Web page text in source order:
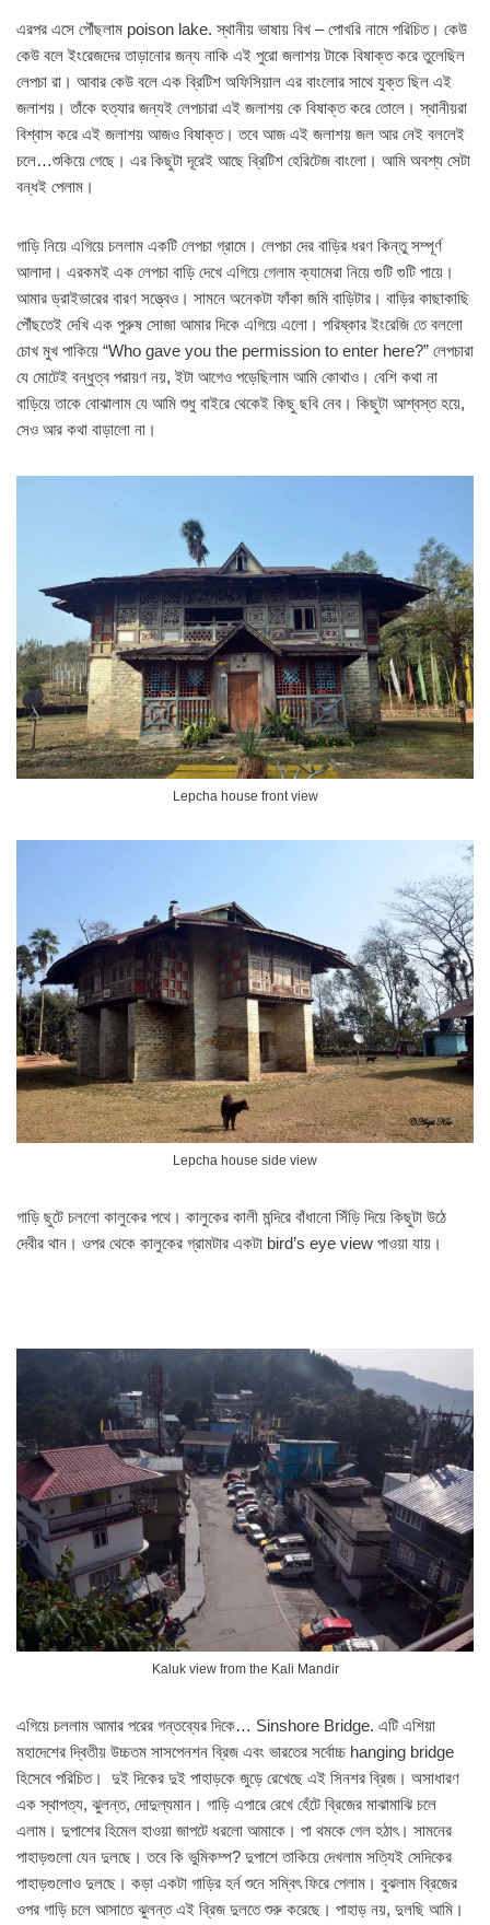
এরপর এসে পৌঁছলাম poison lake. স্থানীয় ভাষায় বিখ – পোখরি নামে পরিচিত। কেউ
কেউ বলে ইংরেজদের তাড়ানোর জন্য নাকি এই পুরো জলাশয় টাকে বিষাক্ত করে তুলেছিল
লেপচা রা। আবার কেউ বলে এক ব্রিটিশ অফিসিয়াল এর বাংলোর সাথে যুক্ত ছিল এই
জলাশয়। তাঁকে হত্যার জন্যই লেপচারা এই জলাশয় কে বিষাক্ত করে তোলে। স্থানীয়রা
বিশ্বাস করে এই জলাশয় আজও বিষাক্ত। তবে আজ এই জলাশয় জল আর নেই বললেই
চলে…শুকিয়ে গেছে। এর কিছুটা দূরেই আছে ব্রিটিশ হেরিটেজ বাংলো। আমি অবশ্য সেটা
বন্ধই পেলাম।
গাড়ি নিয়ে এগিয়ে চললাম একটি লেপচা গ্রামে। লেপচা দের বাড়ির ধরণ কিন্তু সম্পূর্ণ
আলাদা। এরকমই এক লেপচা বাড়ি দেখে এগিয়ে গেলাম ক্যামেরা নিয়ে গুটি গুটি পায়ে।
আমার ড্রাইভারের বারণ সত্ত্বেও। সামনে অনেকটা ফাঁকা জমি বাড়িটার। বাড়ির কাছাকাছি
পৌঁছতেই দেখি এক পুরুষ সোজা আমার দিকে এগিয়ে এলো। পরিষ্কার ইংরেজি তে বললো
চোখ মুখ পাকিয়ে “Who gave you the permission to enter here?” লেপচারা
যে মোটেই বন্ধুত্ব পরায়ণ নয়, ইটা আগেও পড়েছিলাম আমি কোথাও। বেশি কথা না
বাড়িয়ে তাকে বোঝালাম যে আমি শুধু বাইরে থেকেই কিছু ছবি নেব। কিছুটা আশ্বস্ত হয়ে,
সেও আর কথা বাড়ালো না।
Lepcha house front view
Lepcha house side view
গাড়ি ছুটে চললো কালুকের পথে। কালুকের কালী মন্দিরে বাঁধানো সিঁড়ি দিয়ে কিছুটা উঠে
দেবীর থান। ওপর থেকে কালুকের গ্রামটার একটা bird’s eye view পাওয়া যায়।
Kaluk view from the Kali Mandir
এগিয়ে চললাম আমার পরের গন্তব্যের দিকে… Sinshore Bridge. এটি এশিয়া
মহাদেশের দ্বিতীয় উচ্চতম সাসপেনশন ব্রিজ এবং ভারতের সর্বোচ্চ hanging bridge
হিসেবে পরিচিত। দুই দিকের দুই পাহাড়কে জুড়ে রেখেছে এই সিনশর ব্রিজ। অসাধারণ
এক স্থাপত্য, ঝুলন্ত, দোদুল্যমান। গাড়ি এপারে রেখে হেঁটে ব্রিজের মাঝামাঝি চলে
এলাম। দুপাশের হিমেল হাওয়া জাপটে ধরলো আমাকে। পা থমকে গেল হঠাৎ। সামনের
পাহাড়গুলো যেন দুলছে। তবে কি ভুমিকম্প? দুপাশে তাকিয়ে দেখলাম সত্যিই সেদিকের
পাহাড়গুলোও দুলছে। কড়া একটা গাড়ির হর্ন শুনে সম্বিৎ ফিরে পেলাম। বুঝলাম ব্রিজের
ওপর গাড়ি চলে আসাতে ঝুলন্ত এই ব্রিজ দুলতে শুরু করেছে। পাহাড় নয়, দুলছি আমি।